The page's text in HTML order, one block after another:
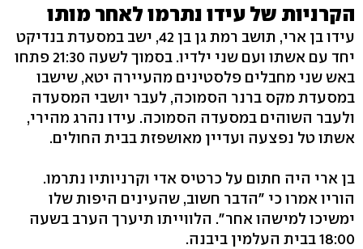
הקרניות של עידו נתרמו לאחר מותו
עידו בן ארי, תושב רמת גן בן 42, ישב במסעדת בנדיקט
יחד עם אשתו ועם שני ילדיו. בסמוך לשעה 21:30 פתחו
באש שני מחבלים פלסטינים מהעיירה יטא, שישבו
במסעדת מקס ברנר הסמוכה, לעבר יושבי המסעדה
ולעבר השוהים במסעדה הסמוכה. עידו נהרג מהירי,
אשתו טל נפצעה ועדיין מאושפזת בבית החולים.
בן ארי היה חתום על כרטיס אדי וקרניותיו נתרמו.
הוריו אמרו כי "הדבר חשוב, שהעינים היפות שלו
ימשיכו למישהו אחר". הלווייתו תיערך הערב בשעה
18:00 בבית העלמין ביבנה.